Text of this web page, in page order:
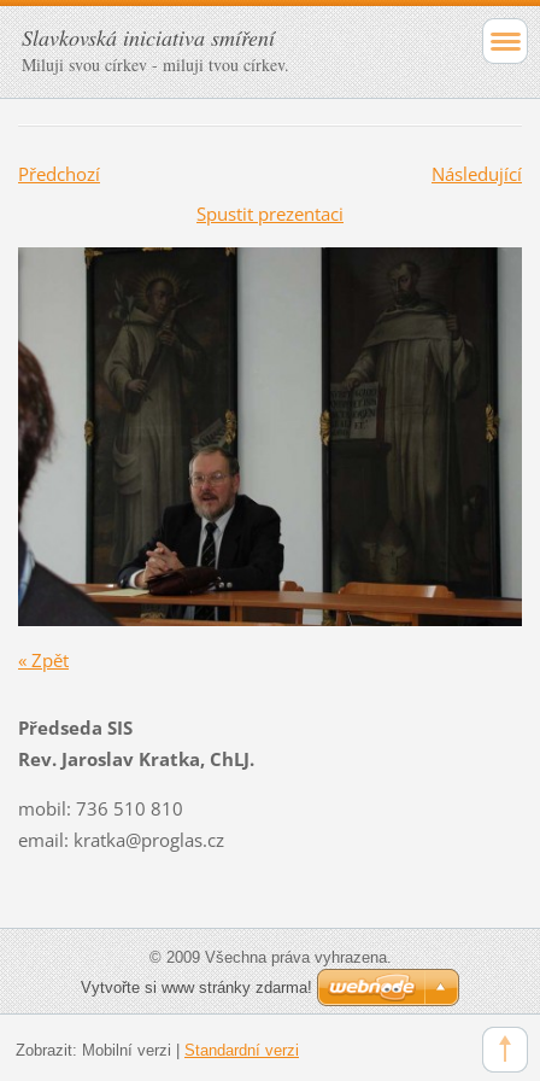
Slavkovská iniciativa smíření
Miluji svou církev - miluji tvou církev.
Předchozí
Následující
Spustit prezentaci
« Zpět
Předseda SIS
Rev. Jaroslav Kratka, ChLJ.
mobil: 736 510 810
email: kratka@proglas.cz
© 2009 Všechna práva vyhrazena.
Vytvořte si www stránky zdarma!
Zobrazit: Mobilní verzi Standardní verzi